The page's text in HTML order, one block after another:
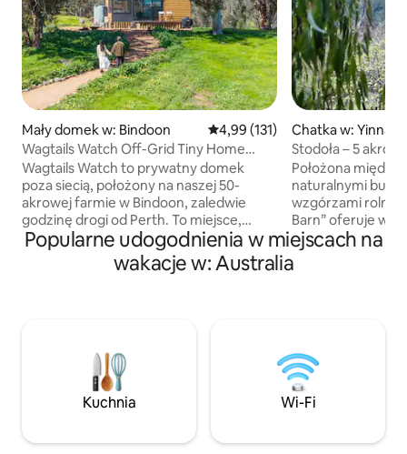
Mały domek w: Bindoon Średnia ocena: 4,99 na 5, liczba
4,99 (131)
Wagtails Watch Off-Grid Tiny Home
Retreat
Wagtails Watch to prywatny domek
poza siecią, położony na naszej 50-
akrowej farmie w Bindoon, zaledwie
godzinę drogi od Perth. To miejsce,
które zostało zaprojektowane z myślą
o wolnych porankach, gwiaździstym
niebie i przytulnych wieczorach przy
znajomymi, czy wyjazd w pojedynkę,
znajdziesz miejsce na relaks i
oddychanie świeżym powietrzem.
Serdecznie witamy wszystkich gości i
przestrzeń dla wszystkich.
Chatka w: Yinnar
Stodoła – 5
z widokami
Położona między
naturalnymi
wzgórzami
Barn” oferuje
z powrotem do
natury. Zrelaksuj
prywatnego lasu
walabii lub
w piecu
(w zależności od
parki narodowe
Victorii.
Popularne udogodnienia w miejscach na
wakacje w: Australia
Kuchnia Wi-Fi